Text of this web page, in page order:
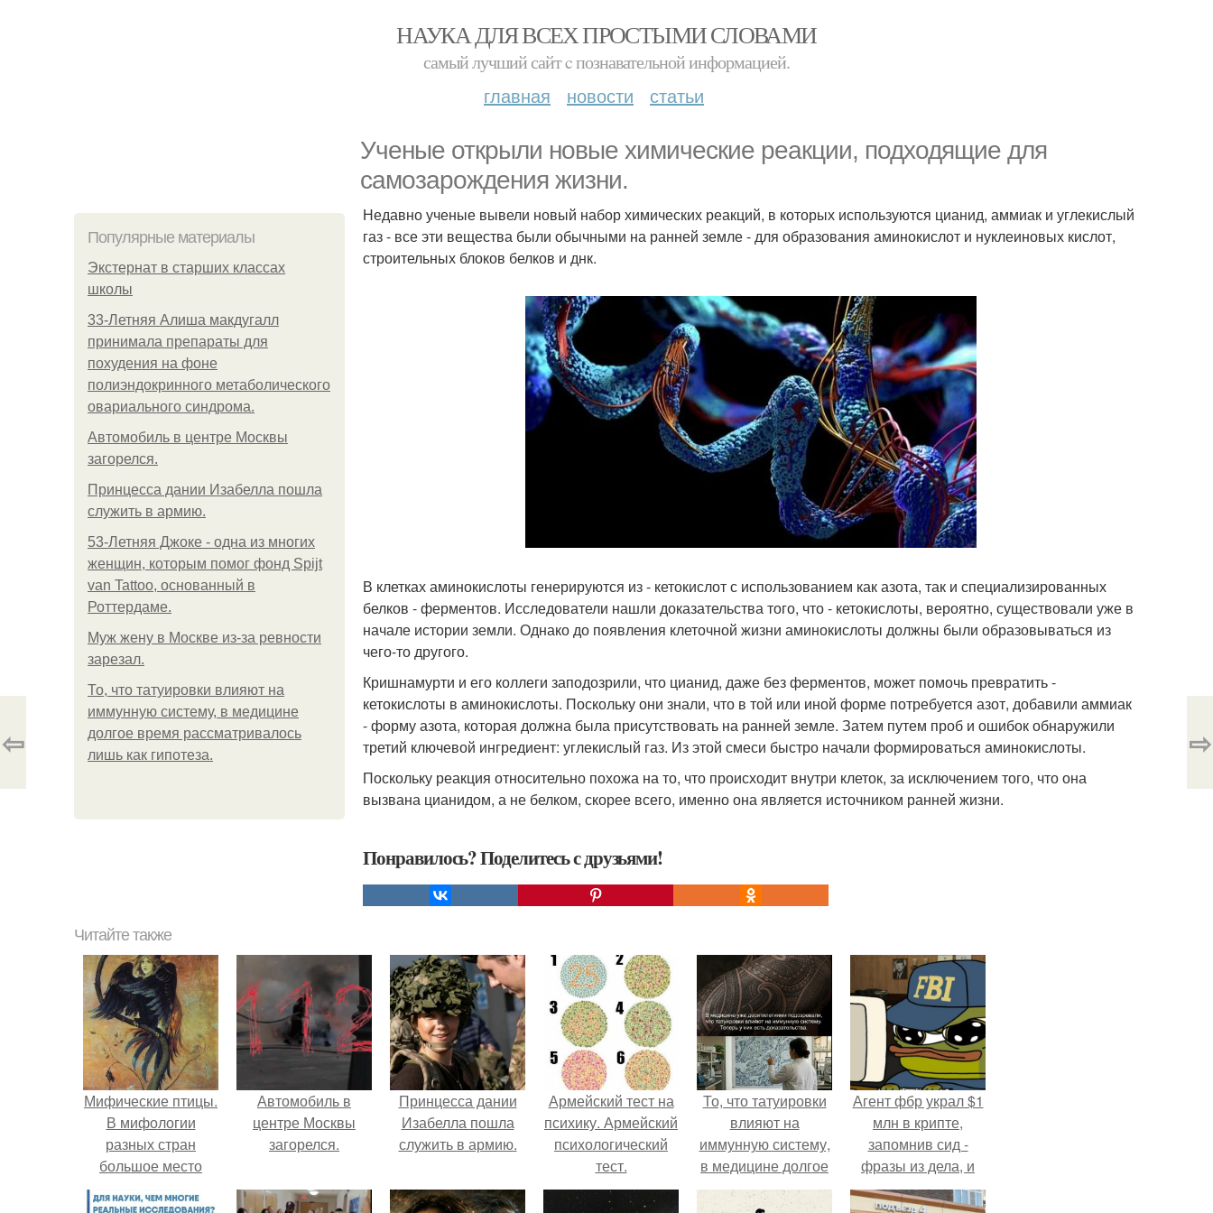
НАУКА ДЛЯ ВСЕХ ПРОСТЫМИ СЛОВАМИ
самый лучший сайт c познавательной информацией.
главная новости статьи
Ученые открыли новые химические реакции, подходящие для
самозарождения жизни.
Популярные материалы
Экстернат в старших классах
школы
33-Летняя Алиша макдугалл
принимала препараты для
похудения на фоне
полиэндокринного метаболического
овариального синдрома.
Автомобиль в центре Москвы
загорелся.
Принцесса дании Изабелла пошла
служить в армию.
53-Летняя Джоке - одна из многих
женщин, которым помог фонд Spijt
van Tattoo, основанный в
Роттердаме.
Mуж жену в Москве из-за ревности
зарезал.
То, что татуировки влияют на
иммунную систему, в медицине
долгое время рассматривалось
лишь как гипотеза.
Недавно ученые вывели новый набор химических реакций, в которых используются цианид, аммиак и углекислый
газ - все эти вещества были обычными на ранней земле - для образования аминокислот и нуклеиновых кислот,
строительных блоков белков и днк.
В клетках аминокислоты генерируются из - кетокислот с использованием как азота, так и специализированных
белков - ферментов. Исследователи нашли доказательства того, что - кетокислоты, вероятно, существовали уже в
начале истории земли. Однако до появления клеточной жизни аминокислоты должны были образовываться из
чего-то другого.
Кришнамурти и его коллеги заподозрили, что цианид, даже без ферментов, может помочь превратить -
кетокислоты в аминокислоты. Поскольку они знали, что в той или иной форме потребуется азот, добавили аммиак
- форму азота, которая должна была присутствовать на ранней земле. Затем путем проб и ошибок обнаружили
третий ключевой ингредиент: углекислый газ. Из этой смеси быстро начали формироваться аминокислоты.
Поскольку реакция относительно похожа на то, что происходит внутри клеток, за исключением того, что она
вызвана цианидом, а не белком, скорее всего, именно она является источником ранней жизни.
Понравилось? Поделитесь с друзьями!
⇦ ⇨
Читайте также
Мифические птицы.
В мифологии
разных стран
большое место
Автомобиль в
центре Москвы
загорелся.
Принцесса дании
Изабелла пошла
служить в армию.
Армейский тест на
психику. Армейский
психологический
тест.
То, что татуировки
влияют на
иммунную систему,
в медицине долгое
время
Агент фбр украл $1
млн в крипте,
запомнив сид -
фразы из дела, и
советовался с